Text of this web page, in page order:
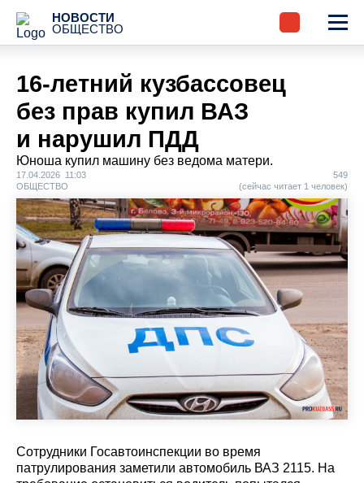
НОВОСТИ
ОБЩЕСТВО
16-летний кузбассовец
без прав купил ВАЗ
и нарушил ПДД
Юноша купил машину без ведома матери.
17.04.2026 11:03
ОБЩЕСТВО
549
(сейчас читает 1 человек)
Сотрудники Госавтоинспекции во время
патрулирования заметили автомобиль ВАЗ 2115. На